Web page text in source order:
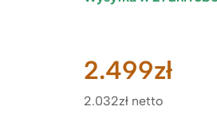
2.499zł
2.032zł netto